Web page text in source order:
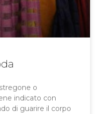
o
indicato con
di guarire il corpo